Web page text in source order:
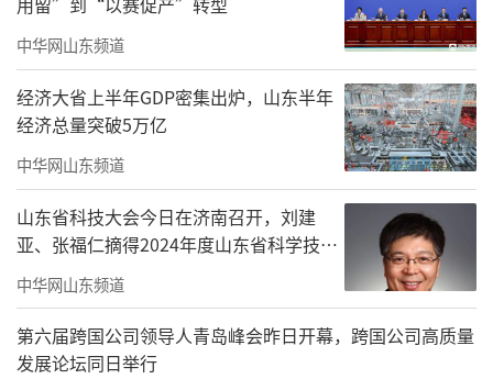
中华网山东频道
经济大省上半年GDP密集出炉，山东半年
经济总量突破5万亿
中华网山东频道
山东省科技大会今日在济南召开，刘建
亚、张福仁摘得2024年度山东省科学技术
奖最高奖！
中华网山东频道
第六届跨国公司领导人青岛峰会昨日开幕，跨国公司高质量
发展论坛同日举行